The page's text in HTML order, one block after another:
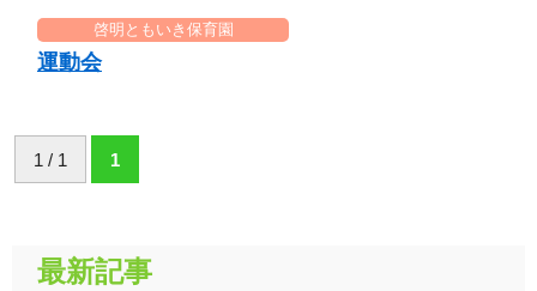
啓明ともいき保育園
運動会
1 / 1 1
最新記事